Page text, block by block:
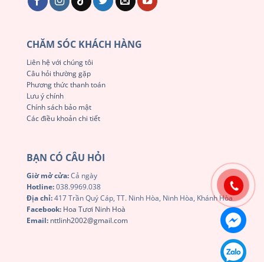
CHĂM SÓC KHÁCH HÀNG
Liên hệ với chúng tôi
Câu hỏi thường gặp
Phương thức thanh toán
Lưu ý chính
Chính sách bảo mật
Các điều khoản chi tiết
BẠN CÓ CÂU HỎI
Giờ mở cửa:Cả ngày
Hotline:038.9969.038
Địa chỉ:417 Trần Quý Cáp, TT. Ninh Hòa, Ninh Hòa, Khánh Hòa
Facebook: Hoa Tươi Ninh Hoà
Email: nttlinh2002@gmail.com